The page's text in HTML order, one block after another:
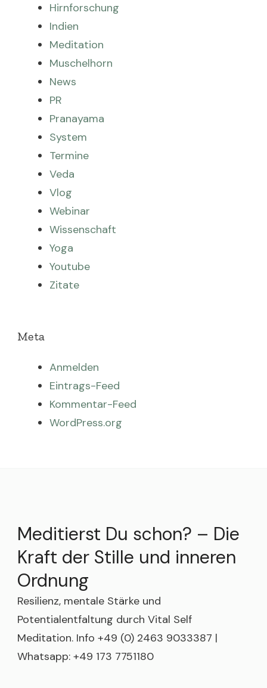
Hirnforschung
Indien
Meditation
Muschelhorn
News
PR
Pranayama
System
Termine
Veda
Vlog
Webinar
Wissenschaft
Yoga
Youtube
Zitate
Meta
Anmelden
Eintrags-Feed
Kommentar-Feed
WordPress.org
Meditierst Du schon? – Die
Kraft der Stille und inneren
Ordnung
Resilienz, mentale Stärke und
Potentialentfaltung durch Vital Self
Meditation. Info +49 (0) 2463 9033387 |
Whatsapp: +49 173 7751180